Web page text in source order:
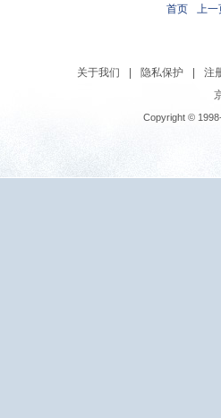
首页 上一
关于我们 隐私保护
注
Copyright ©